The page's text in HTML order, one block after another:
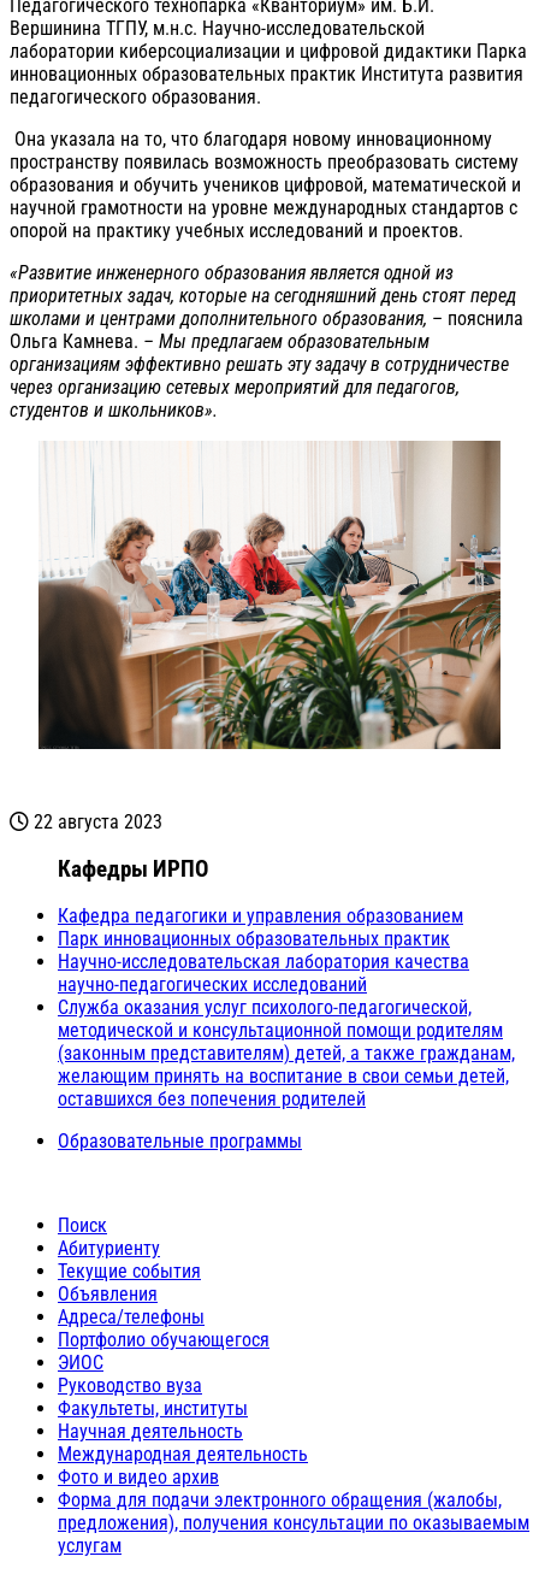
Педагогического технопарка «Кванториум» им. Б.И.
Вершинина ТГПУ, м.н.с. Научно-исследовательской
лаборатории киберсоциализации и цифровой дидактики Парка
инновационных образовательных практик Института развития
педагогического образования.
Она указала на то, что благодаря новому инновационному
пространству появилась возможность преобразовать систему
образования и обучить учеников цифровой, математической и
научной грамотности на уровне международных стандартов с
опорой на практику учебных исследований и проектов.
«Развитие инженерного образования является одной из
приоритетных задач, которые на сегодняшний день стоят перед
школами и центрами дополнительного образования, – пояснила
Ольга Камнева. – Мы предлагаем образовательным
организациям эффективно решать эту задачу в сотрудничестве
через организацию сетевых мероприятий для педагогов,
студентов и школьников».
22 августа 2023
Кафедры ИРПО
Кафедра педагогики и управления образованием
Парк инновационных образовательных практик
Научно-исследовательская лаборатория качества
научно-педагогических исследований
Служба оказания услуг психолого-педагогической,
методической и консультационной помощи родителям
(законным представителям) детей, а также гражданам,
желающим принять на воспитание в свои семьи детей,
оставшихся без попечения родителей
Образовательные программы
Поиск
Абитуриенту
Текущие события
Объявления
Адреса/телефоны
Портфолио обучающегося
ЭИОС
Руководство вуза
Факультеты, институты
Научная деятельность
Международная деятельность
Фото и видео архив
Форма для подачи электронного обращения (жалобы,
предложения), получения консультации по оказываемым
услугам